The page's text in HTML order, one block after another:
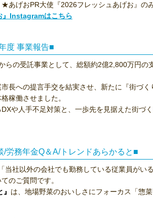
あげおPR大使『2026フレッシュあげお』の
』Instagramはこちら
度 事業報告■
らの受託事業として、総額約2億2,800万円の
長への提言手交を結実させ、新たに『街づ
稼働させました。
や人手不足対策と、一歩先を見据えた街づ
/労務年金Q＆A/トレンドあらかると■
当社以外の会社でも勤務している従業員がい
のご質問です。
は、地場野菜のおいしさにフォーカス「惣